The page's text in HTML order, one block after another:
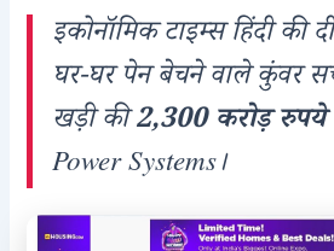
इकोनॉमिक टाइम्स हिंदी की
घर-घर पेन बेचने वाले कुंवर
खड़ी की2,300 करोड़ रुपये
Power Systems।